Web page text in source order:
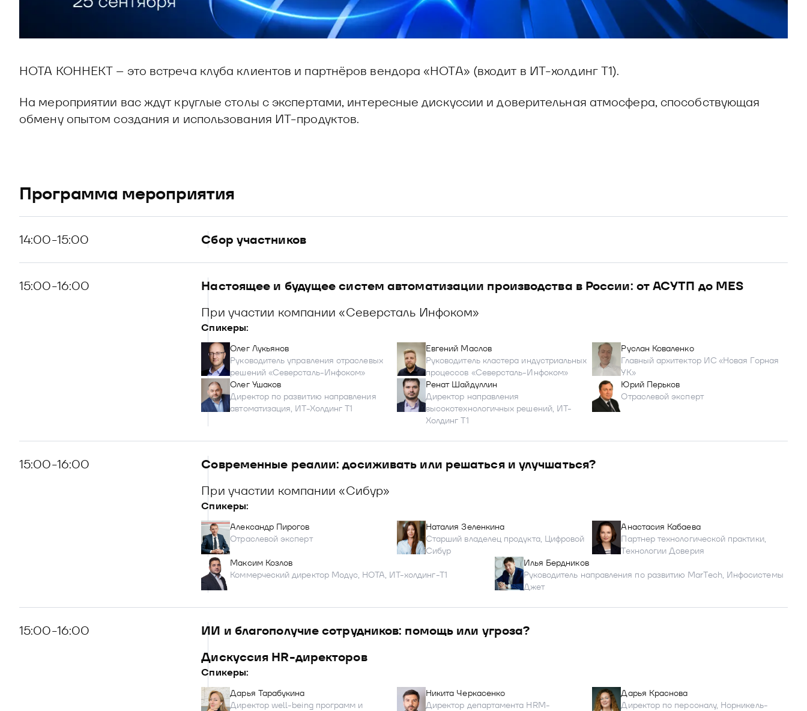
НОТА КОННЕКТ – это встреча клуба клиентов и партнёров вендора «НОТА» (входит в ИТ-холдинг Т1).
На мероприятии вас ждут круглые столы с экспертами, интересные дискуссии и доверительная атмосфера, способствующая
обмену опытом создания и использования ИТ-продуктов.
Программа мероприятия
14:00-15:00 Сбор участников
15:00-16:00
Настоящее и будущее систем автоматизации производства в России: от АСУТП до MES
При участии компании «Северсталь Инфоком»
Спикеры:
Олег Лукьянов
Руководитель управления отраслевых
решений «Северсталь-Инфоком»
Евгений Маслов
Руководитель кластера индустриальных
процессов «Северсталь-Инфоком»
Руслан Коваленко
Главный архитектор ИС «Новая Горная
УК»
Олег Ушаков
Директор по развитию направления
автоматизация, ИТ-Холдинг T1
Ренат Шайдуллин
Директор направления
высокотехнологичных решений, ИТ-
Холдинг T1
Юрий Перьков
Отраслевой эксперт
15:00-16:00
Современные реалии: досиживать или решаться и улучшаться?
При участии компании «Сибур»
Спикеры:
Александр Пирогов
Отраслевой эксперт
Наталия Зеленкина
Старший владелец продукта, Цифровой
Сибур
Анастасия Кабаева
Партнер технологической практики,
Технологии Доверия
Максим Козлов
Коммерческий директор Модус, НОТА, ИТ-холдинг-Т1
Илья Бердников
Руководитель направления по развитию MarTech, Инфосистемы
Джет
15:00-16:00
ИИ и благополучие сотрудников: помощь или угроза?
Диcкуссия HR-директоров
Спикеры:
Дарья Тарабукина
Директор well-being программ и
Никита Черкасенко
Директор департамента HRM-
Дарья Краснова
Директор по персоналу, Норникель-